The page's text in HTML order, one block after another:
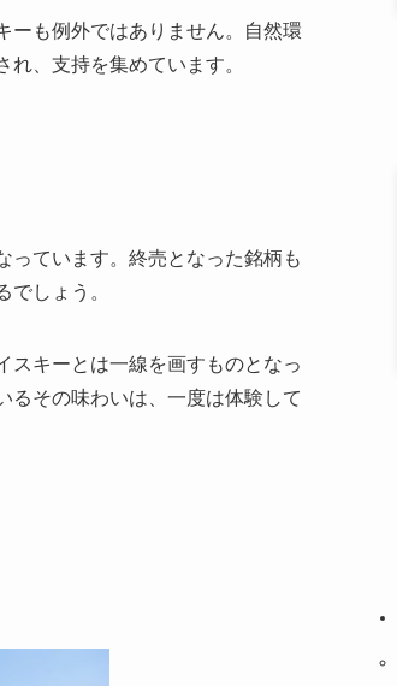
ーも例外ではありません。自然環
、支持を集めています。
っています。終売となった銘柄も
しょう。
スキーとは一線を画すものとなっ
るその味わいは、一度は体験して